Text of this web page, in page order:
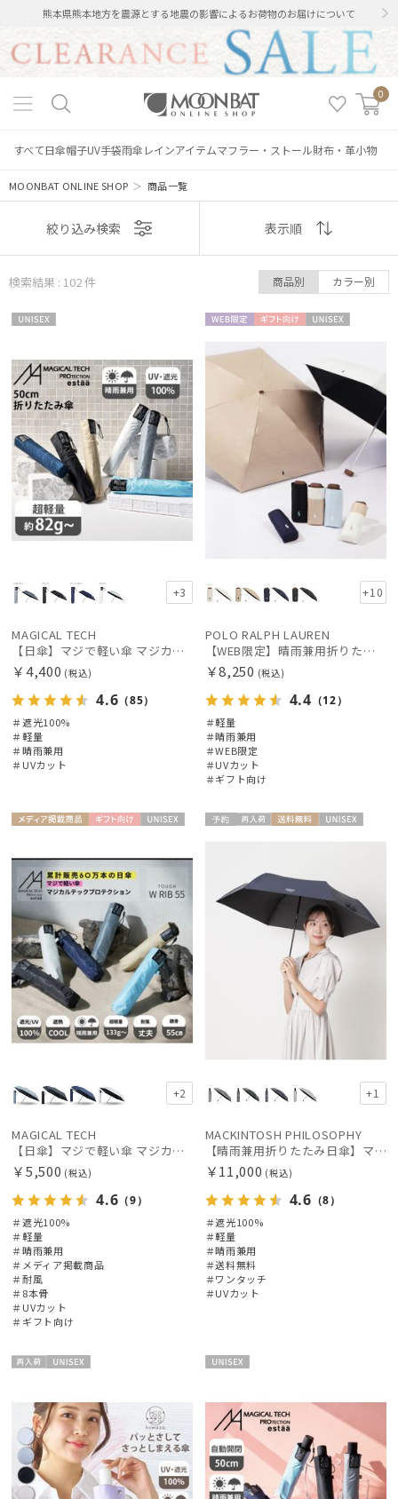
熊本県熊本地方を震源とする地震の影響によるお荷物のお届けについて
0
すべて日傘帽子UV手袋雨傘 レインアイテムマフラー・ストール財布・革小物
MOONBAT ONLINE SHOP ＞商品一覧
絞り込み
レディース キッズ
カテゴリー
表示
おすすめ
価格の高い
順
価格の低い
順
人気順
売上点数順
絞り込み検索 表示順
検索結果 : 102件 商品別 カラー別
+3
MAGICAL TECH
【日傘】マジで軽い傘 マジカルテックプロテクション(MAGICAL TECH PROTECTION)50cm 晴雨兼用傘折りたたみ日傘 一級遮光100% UV 軽量 人気 レディース メンズ
￥4,400 (税込)
4.6 （85）
＃遮光100%
＃軽量
＃晴雨兼用
＃UVカット
定
向け
+10
POLO RALPH LAUREN
【WEB限定】晴雨兼用折りたたみ日傘 ポロ ラルフ ローレン ポロポニー刺繍 POLO BEAR 雨の日OK 遮光100% 遮熱 簡単開閉 UV100% 晴雨兼用
￥8,250 (税込)
4.4 （12）
＃軽量
＃晴雨兼用
＃WEB限定
＃UVカット
＃ギフト向け
載商品
向け
X
+2
MAGICAL TECH
【日傘】マジで軽い傘 マジカルテックプロテクション（MAGICAL TECH PROTECTION）Tough W rib55cm 耐風 軽量 遮光100
￥5,500 (税込)
4.6 （9）
＃遮光100%
＃軽量
＃晴雨兼用
＃メディア掲載商品
＃耐風
＃8本骨
＃UVカット
＃ギフト向け
+1
MACKINTOSH PHILOSOPHY
【晴雨兼用折りたたみ日傘】マッキントッシュ フィロソフィー (MACKINTOSH PHILOSOPHY) バーブレラ サンプロテクト（SUNPROTECT）自動開閉 遮光100
￥11,000 (税込)
4.6 （8）
＃遮光100%
＃軽量
＃晴雨兼用
＃送料無料
＃ワンタッチ
＃UVカット